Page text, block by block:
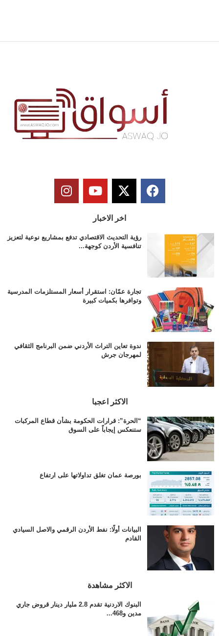
اخر الاخبار
رؤية التحديث الاقتصادي تدفع بمشاريع نوعية لتعزيز
تنافسية الأردن كوجهة...
تجارة عمّان: استقرار أسعار المستلزمات المدرسية
وتوافرها بكميات كبيرة
ندوة تعاين التراث الأردني ضمن البرنامج الثقافي
لمهرجان جرش
الاكثر اعجبا
“الحرة”: قرارات الحكومة بشأن قطاع المركبات
ستنعكس إيجاباً على السوق
بورصة عمان تغلق تداولاتها على ارتفاع
البيانات أولًا: نفط الأردن الرقمي والاصل السيادي
القادم
الاكثر مشاهدة
البنوك الاردنية تقدم 2.8 مليار دينار قروض جاري
مدين و468...